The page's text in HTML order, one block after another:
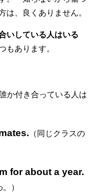
は、良くありません。
いしている人はいる
もあります。
誰か付き合っている人は
（同じクラスの
for about a year.
）